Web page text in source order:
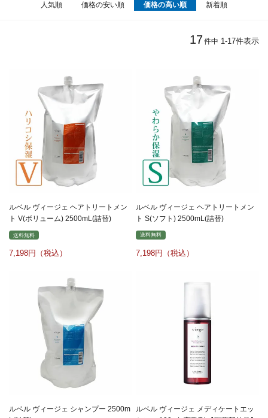
人気順 価格の安い順 価格の高い順 新着順
17件中 1-17件表示
ルベル ヴィージェ ヘアトリートメン
ト V(ボリューム) 2500mL(詰替)
送料無料
7,198
ルベル ヴィージェ ヘアトリートメン
ト S(ソフト) 2500mL(詰替)
送料無料
7,198
ルベル ヴィージェ シャンプー 2500m
ルベル ヴィージェ メディケートエッ